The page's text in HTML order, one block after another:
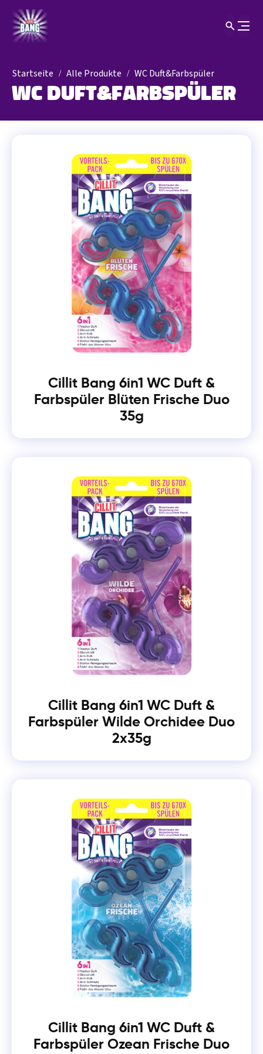
Startseite Alle Produkte WC Duft&Farbspüler
WC Duft&Farbspüler
Cillit Bang 6in1 WC Duft &
Farbspüler Blüten Frische Duo
35g
Cillit Bang 6in1 WC Duft &
Farbspüler Wilde Orchidee Duo
2x35g
Cillit Bang 6in1 WC Duft &
Farbspüler Ozean Frische Duo